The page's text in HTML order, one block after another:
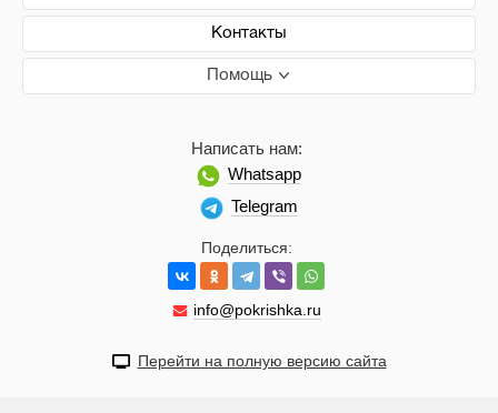
Контакты
Помощь
Поделиться:
info@pokrishka.ru
Написать нам:
Whatsapp
Telegram
Перейти на полную версию сайта